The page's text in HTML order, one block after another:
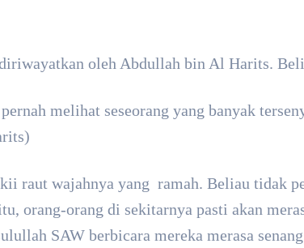
oleh Abdullah bin Al Harits.
melihat seseorang yang banyak
raut wajahnya yang ramah. Beliau tidak
orang-orang di sekitarnya pasti akan
SAW berbicara mereka merasa